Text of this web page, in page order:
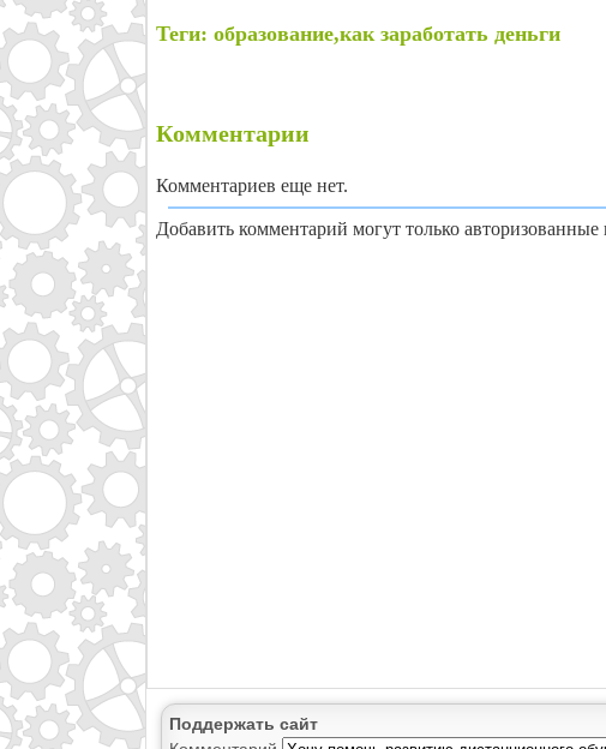
Теги: образование,как заработать деньги
Комментарии
Комментариев еще нет.
Добавить комментарий могут только авторизованные
Поддержать сайт